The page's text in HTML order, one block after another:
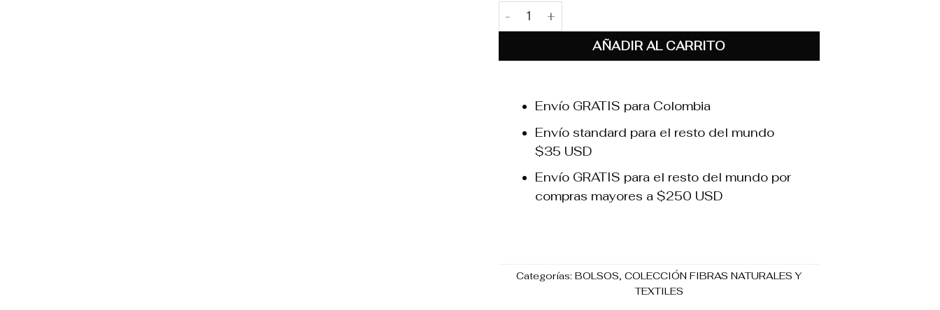
Alma Natural cantidad
AÑADIR AL CARRITO
Envío GRATIS para Colombia
Envío standard para el resto del mundo
$35 USD
Envío GRATIS para el resto del mundo por
compras mayores a $250 USD
Categorías: BOLSOS, COLECCIÓN FIBRAS NATURALES Y
TEXTILES